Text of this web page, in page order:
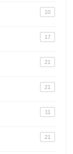
10
17
21
21
11
21